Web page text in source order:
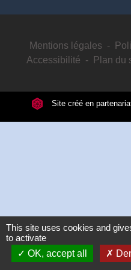
Mentions légales -
Accessibilité - Plan du
Site créé en
This site uses cookies and
to activate
OK, accept all